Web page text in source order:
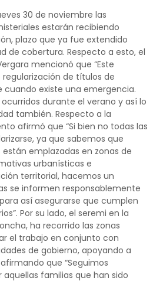
30 de noviembre las
estarán recibiendo
plazo que ya fue extendido
de cobertura. Respecto a esto, el
mencionó que “Este
de títulos de
cuando existe una emergencia.
durante el verano y así lo
también. Respecto a la
afirmó que “Si bien no todas las
ya que sabemos que
emplazadas en zonas de
urbanísticas e
territorial, hacemos un
se informen responsablemente
así asegurarse que cumplen
Por su lado, el seremi en la
ha recorrido las zonas
el trabajo en conjunto con
de gobierno, apoyando a
que “Seguimos
familias que han sido